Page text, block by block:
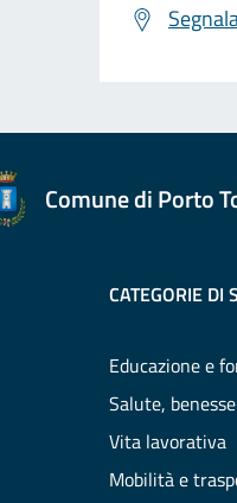
Comune di Porto
CATEGORIE DI
Educazione e
Salute,
Vita lavorativa
Mobilità e